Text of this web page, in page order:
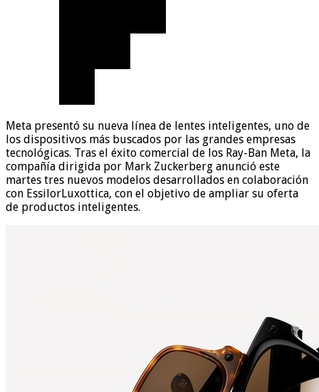
Meta presentó su nueva línea de lentes inteligentes, uno de
los dispositivos más buscados por las grandes empresas
tecnológicas. Tras el éxito comercial de los Ray-Ban Meta, la
compañía dirigida por Mark Zuckerberg anunció este
martes tres nuevos modelos desarrollados en colaboración
con EssilorLuxottica, con el objetivo de ampliar su oferta
de productos inteligentes.